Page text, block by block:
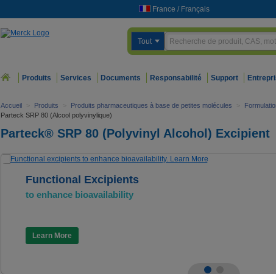
France / Français
Tout
Produits Services Documents Responsabilité Support
Accueil > Produits > Produits pharmaceutiques à base de petites molécules >
Parteck SRP 80 (Alcool polyvinylique)
Parteck® SRP 80 (Polyvinyl Alcohol) Excipient
Functional Excipients
to enhance bioavailability
Learn More